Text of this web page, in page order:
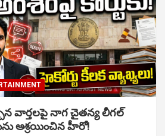
వార్తలపై నాగ చైతన్య లీగల్
ఆశ్రయించిన హీరో!